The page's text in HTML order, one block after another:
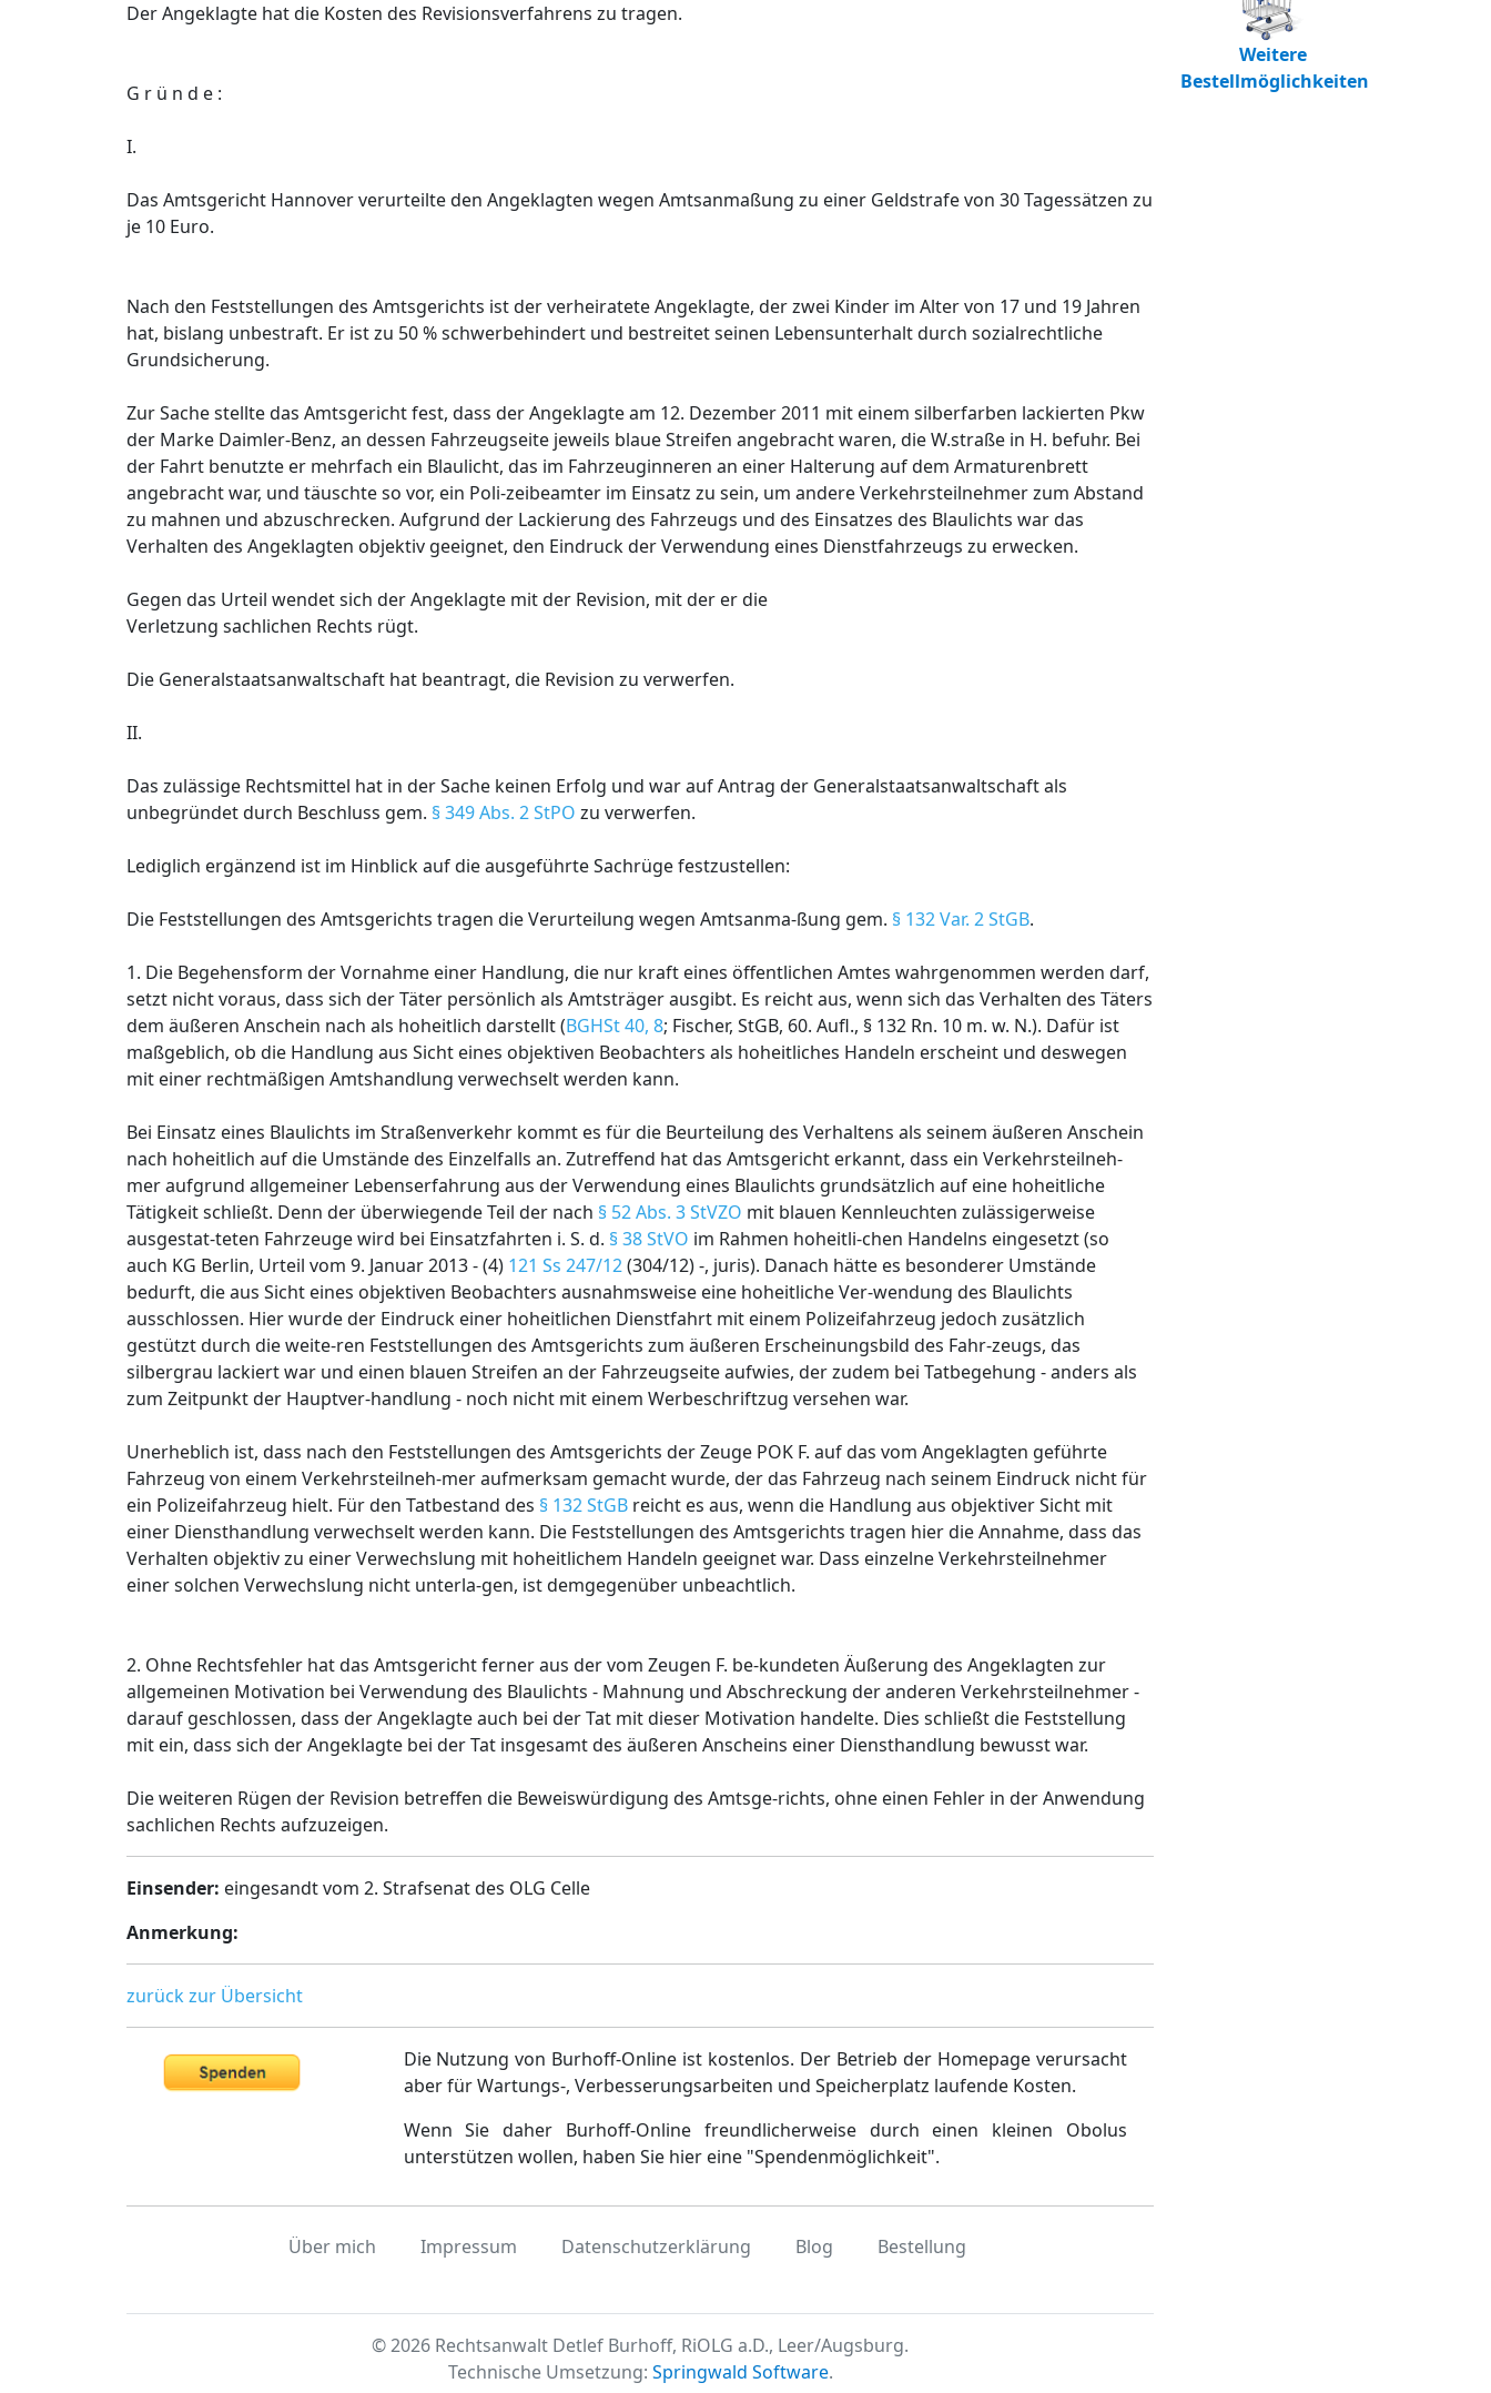
Der Angeklagte hat die Kosten des Revisionsverfahrens zu tragen.
G r ü n d e :
I.
Das Amtsgericht Hannover verurteilte den Angeklagten wegen Amtsanmaßung zu einer Geldstrafe von 30 Tagessätzen zu
je 10 Euro.
Nach den Feststellungen des Amtsgerichts ist der verheiratete Angeklagte, der zwei Kinder im Alter von 17 und 19 Jahren
hat, bislang unbestraft. Er ist zu 50 % schwerbehindert und bestreitet seinen Lebensunterhalt durch sozialrechtliche
Grundsicherung.
Zur Sache stellte das Amtsgericht fest, dass der Angeklagte am 12. Dezember 2011 mit einem silberfarben lackierten Pkw
der Marke Daimler-Benz, an dessen Fahrzeugseite jeweils blaue Streifen angebracht waren, die W.straße in H. befuhr. Bei
der Fahrt benutzte er mehrfach ein Blaulicht, das im Fahrzeuginneren an einer Halterung auf dem Armaturenbrett
angebracht war, und täuschte so vor, ein Poli-zeibeamter im Einsatz zu sein, um andere Verkehrsteilnehmer zum Abstand
zu mahnen und abzuschrecken. Aufgrund der Lackierung des Fahrzeugs und des Einsatzes des Blaulichts war das
Verhalten des Angeklagten objektiv geeignet, den Eindruck der Verwendung eines Dienstfahrzeugs zu erwecken.
Gegen das Urteil wendet sich der Angeklagte mit der Revision, mit der er die
Verletzung sachlichen Rechts rügt.
Die Generalstaatsanwaltschaft hat beantragt, die Revision zu verwerfen.
II.
Das zulässige Rechtsmittel hat in der Sache keinen Erfolg und war auf Antrag der Generalstaatsanwaltschaft als
unbegründet durch Beschluss gem. § 349 Abs. 2 StPO zu verwerfen.
Lediglich ergänzend ist im Hinblick auf die ausgeführte Sachrüge festzustellen:
Die Feststellungen des Amtsgerichts tragen die Verurteilung wegen Amtsanma-ßung gem. § 132 Var. 2 StGB.
1. Die Begehensform der Vornahme einer Handlung, die nur kraft eines öffentlichen Amtes wahrgenommen werden darf,
setzt nicht voraus, dass sich der Täter persönlich als Amtsträger ausgibt. Es reicht aus, wenn sich das Verhalten des Täters
dem äußeren Anschein nach als hoheitlich darstellt (BGHSt 40, 8; Fischer, StGB, 60. Aufl., § 132 Rn. 10 m. w. N.). Dafür ist
maßgeblich, ob die Handlung aus Sicht eines objektiven Beobachters als hoheitliches Handeln erscheint und deswegen
mit einer rechtmäßigen Amtshandlung verwechselt werden kann.
Bei Einsatz eines Blaulichts im Straßenverkehr kommt es für die Beurteilung des Verhaltens als seinem äußeren Anschein
nach hoheitlich auf die Umstände des Einzelfalls an. Zutreffend hat das Amtsgericht erkannt, dass ein Verkehrsteilneh-
mer aufgrund allgemeiner Lebenserfahrung aus der Verwendung eines Blaulichts grundsätzlich auf eine hoheitliche
Tätigkeit schließt. Denn der überwiegende Teil der nach § 52 Abs. 3 StVZO mit blauen Kennleuchten zulässigerweise
ausgestat-teten Fahrzeuge wird bei Einsatzfahrten i. S. d. § 38 StVO im Rahmen hoheitli-chen Handelns eingesetzt (so
auch KG Berlin, Urteil vom 9. Januar 2013 - (4) 121 Ss 247/12(304/12) -, juris). Danach hätte es besonderer Umstände
bedurft, die aus Sicht eines objektiven Beobachters ausnahmsweise eine hoheitliche Ver-wendung des Blaulichts
ausschlossen. Hier wurde der Eindruck einer hoheitlichen Dienstfahrt mit einem Polizeifahrzeug jedoch zusätzlich
gestützt durch die weite-ren Feststellungen des Amtsgerichts zum äußeren Erscheinungsbild des Fahr-zeugs, das
silbergrau lackiert war und einen blauen Streifen an der Fahrzeugseite aufwies, der zudem bei Tatbegehung - anders als
zum Zeitpunkt der Hauptver-handlung - noch nicht mit einem Werbeschriftzug versehen war.
Unerheblich ist, dass nach den Feststellungen des Amtsgerichts der Zeuge POK F. auf das vom Angeklagten geführte
Fahrzeug von einem Verkehrsteilneh-mer aufmerksam gemacht wurde, der das Fahrzeug nach seinem Eindruck nicht für
ein Polizeifahrzeug hielt. Für den Tatbestand des § 132 StGB reicht es aus, wenn die Handlung aus objektiver Sicht mit
einer Diensthandlung verwechselt werden kann. Die Feststellungen des Amtsgerichts tragen hier die Annahme, dass das
Verhalten objektiv zu einer Verwechslung mit hoheitlichem Handeln geeignet war. Dass einzelne Verkehrsteilnehmer
einer solchen Verwechslung nicht unterla-gen, ist demgegenüber unbeachtlich.
2. Ohne Rechtsfehler hat das Amtsgericht ferner aus der vom Zeugen F. be-kundeten Äußerung des Angeklagten zur
allgemeinen Motivation bei Verwendung des Blaulichts - Mahnung und Abschreckung der anderen Verkehrsteilnehmer -
darauf geschlossen, dass der Angeklagte auch bei der Tat mit dieser Motivation handelte. Dies schließt die Feststellung
mit ein, dass sich der Angeklagte bei der Tat insgesamt des äußeren Anscheins einer Diensthandlung bewusst war.
Die weiteren Rügen der Revision betreffen die Beweiswürdigung des Amtsge-richts, ohne einen Fehler in der Anwendung
sachlichen Rechts aufzuzeigen.
Einsender: eingesandt vom 2. Strafsenat des OLG Celle
Anmerkung:
zurück zur Übersicht
Die Nutzung von Burhoff-Online ist kostenlos. Der Betrieb der Homepage verursacht
aber für Wartungs-, Verbesserungsarbeiten und Speicherplatz laufende Kosten.
Wenn Sie daher Burhoff-Online freundlicherweise durch einen kleinen Obolus
unterstützen wollen, haben Sie hier eine "Spendenmöglichkeit".
Über mich Impressum Datenschutzerklärung Blog Bestellung
© 2026 Rechtsanwalt Detlef Burhoff, RiOLG a.D., Leer/Augsburg.
Technische Umsetzung: Springwald Software.
Weitere
Bestellmöglichkeiten